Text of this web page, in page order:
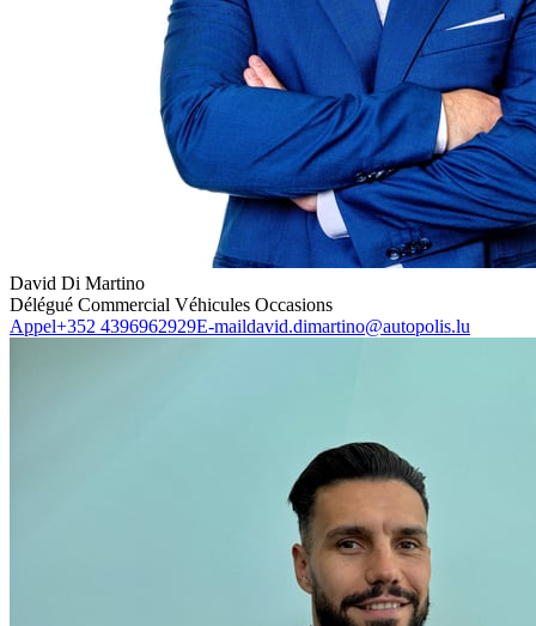
David Di Martino
Délégué Commercial Véhicules Occasions
Appel+352 4396962929E-maildavid.dimartino@autopolis.lu